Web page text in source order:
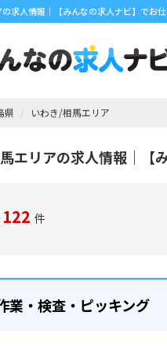
求人情報｜【みんなの求人ナビ】でお
県 いわき/相馬エリア
エリアの求人情報｜【
122 件
業・検査・ピッキング